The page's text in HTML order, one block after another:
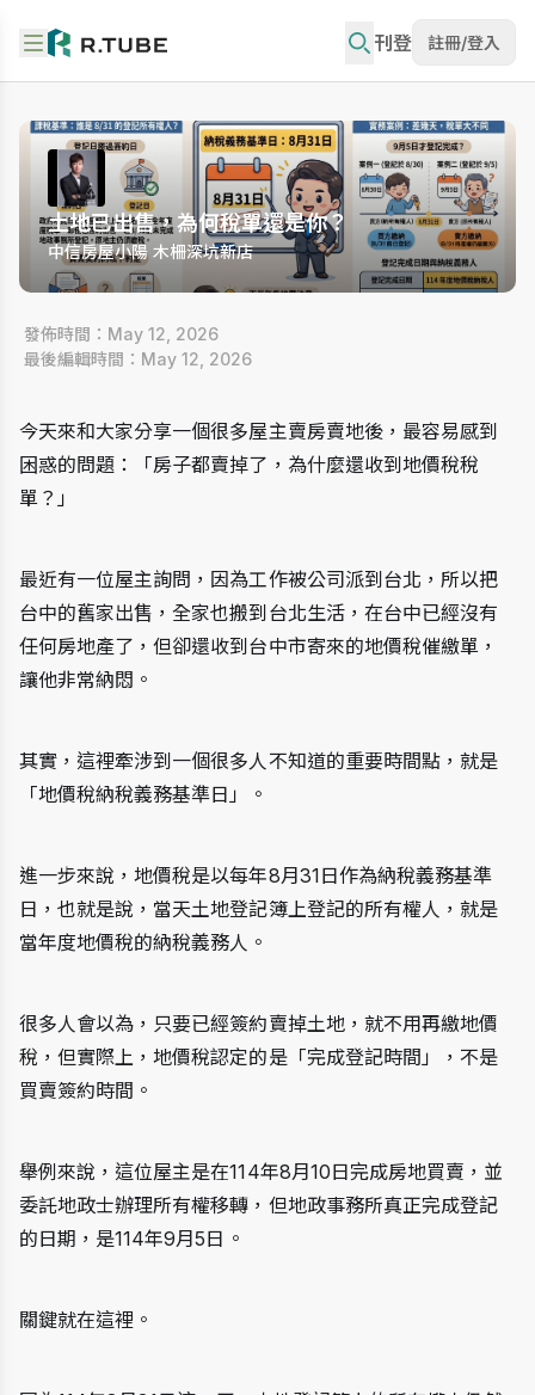
刊登 註冊/登入
土地已出售，為何稅單還是你？
中信房屋小陽 木柵深坑新店
發佈時間：May 12, 2026
最後編輯時間：May 12, 2026
今天來和大家分享一個很多屋主賣房賣地後，最容易感到
困惑的問題：「房子都賣掉了，為什麼還收到地價稅稅
單？」
最近有一位屋主詢問，因為工作被公司派到台北，所以把
台中的舊家出售，全家也搬到台北生活，在台中已經沒有
任何房地產了，但卻還收到台中市寄來的地價稅催繳單，
讓他非常納悶。
其實，這裡牽涉到一個很多人不知道的重要時間點，就是
「地價稅納稅義務基準日」。
進一步來說，地價稅是以每年8月31日作為納稅義務基準
日，也就是說，當天土地登記簿上登記的所有權人，就是
當年度地價稅的納稅義務人。
很多人會以為，只要已經簽約賣掉土地，就不用再繳地價
稅，但實際上，地價稅認定的是「完成登記時間」，不是
買賣簽約時間。
舉例來說，這位屋主是在114年8月10日完成房地買賣，並
委託地政士辦理所有權移轉，但地政事務所真正完成登記
的日期，是114年9月5日。
關鍵就在這裡。